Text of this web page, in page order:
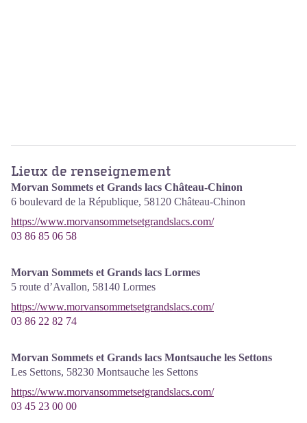
Lieux de renseignement
Morvan Sommets et Grands lacs Château-Chinon
6 boulevard de la République, 58120 Château-Chinon
https://www.morvansommetsetgrandslacs.com/
03 86 85 06 58
Morvan Sommets et Grands lacs Lormes
5 route d’Avallon, 58140 Lormes
https://www.morvansommetsetgrandslacs.com/
03 86 22 82 74
Morvan Sommets et Grands lacs Montsauche les Settons
Les Settons, 58230 Montsauche les Settons
https://www.morvansommetsetgrandslacs.com/
03 45 23 00 00